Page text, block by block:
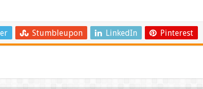
Stumbleupon LinkedIn Pinterest